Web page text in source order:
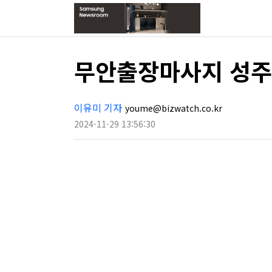
무안출장마사지 성
이유미 기자 youme@bizwatch.co.kr
2024-11-29 13:56:30